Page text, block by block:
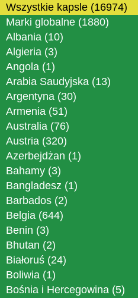
Wszystkie kapsle (16974)
Marki globalne (1880)
Albania (10)
Algieria (3)
Angola (1)
Arabia Saudyjska (13)
Argentyna (30)
Armenia (51)
Australia (76)
Austria (320)
Azerbejdżan (1)
Bahamy (3)
Bangladesz (1)
Barbados (2)
Belgia (644)
Benin (3)
Bhutan (2)
Białoruś (24)
Boliwia (1)
Bośnia i Hercegowina (5)